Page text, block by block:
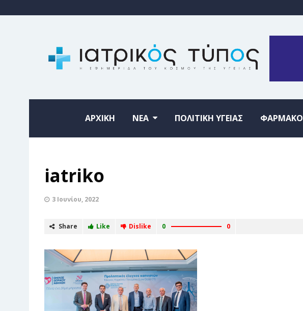
ΑΡΧΙΚΗ ΝΕΑ ΠΟΛΙΤΙΚΗ ΥΓΕΙΑΣ ΦΑΡΜΑΚΟ
iatriko
3 Ιουνίου, 2022
Share Like Dislike 0 0